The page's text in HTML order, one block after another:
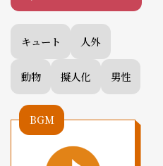
キュート 人外
動物 擬人化 男性
BGM